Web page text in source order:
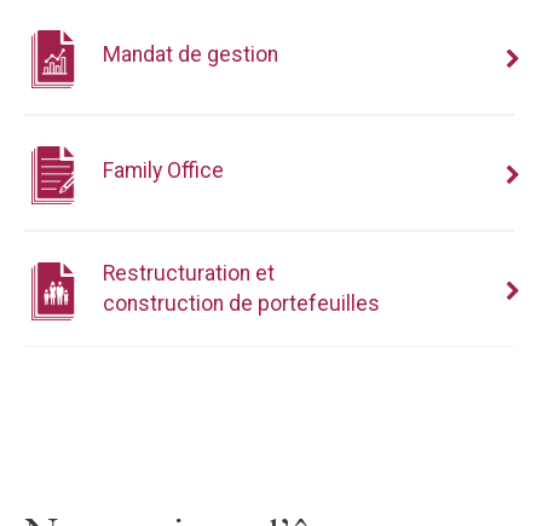
Mandat de gestion
Family Office
Restructuration et
construction de portefeuilles